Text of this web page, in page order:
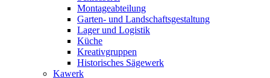
Montageabteilung
Garten- und Landschaftsgestaltung
Lager und Logistik
Küche
Kreativgruppen
Historisches Sägewerk
Kawerk